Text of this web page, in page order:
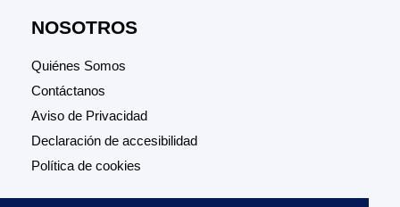
NOSOTROS
Quiénes Somos
Contáctanos
Aviso de Privacidad
Declaración de accesibilidad
Política de cookies